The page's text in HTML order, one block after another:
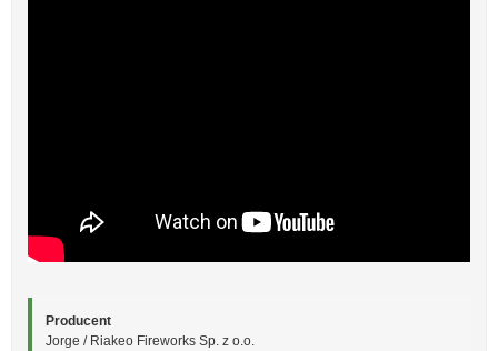
Producent
Jorge / Riakeo Fireworks Sp. z o.o.